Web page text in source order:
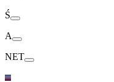
Ś
A
NET